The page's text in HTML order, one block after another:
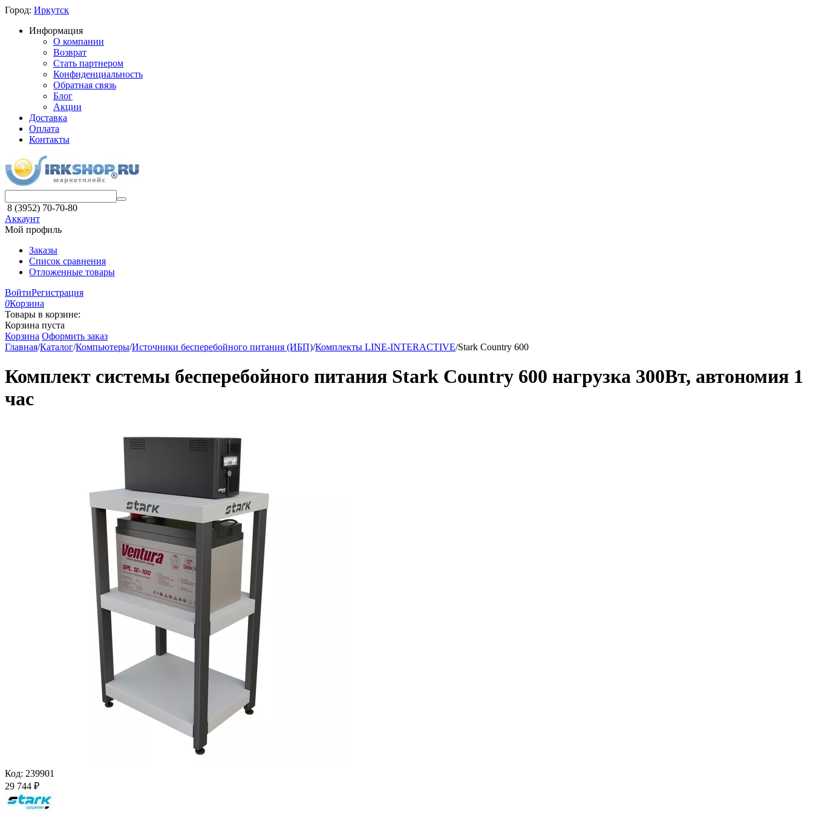
Город: Иркутск
Информация
О компании
Возврат
Стать партнером
Конфиденциальность
Обратная связь
Блог
Акции
Доставка
Оплата
Контакты
8 (3952) 70-70-80
Аккаунт
Мой профиль
Заказы
Список сравнения
Отложенные товары
ВойтиРегистрация
0Корзина
Товары в корзине:
Корзина пуста
Корзина Оформить заказ
Главная/Каталог/Компьютеры/Источники бесперебойного питания (ИБП)/Комплекты LINE-INTERACTIVE/Stark Country 600
Комплект системы бесперебойного питания Stark Country 600 нагрузка 300Вт, автономия 1
час
Код: 239901
29 744 ₽